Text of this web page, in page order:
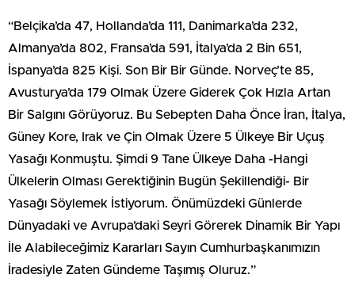
“Belçika’da 47, Hollanda’da 111, Danimarka’da 232,
Almanya’da 802, Fransa’da 591, İtalya’da 2 Bin 651,
İspanya’da 825 Kişi. Son Bir Bir Günde. Norveç’te 85,
Avusturya’da 179 Olmak Üzere Giderek Çok Hızla Artan
Bir Salgını Görüyoruz. Bu Sebepten Daha Önce İran, İtalya,
Güney Kore, Irak ve Çin Olmak Üzere 5 Ülkeye Bir Uçuş
Yasağı Konmuştu. Şimdi 9 Tane Ülkeye Daha -Hangi
Ülkelerin Olması Gerektiğinin Bugün Şekillendiği- Bir
Yasağı Söylemek İstiyorum. Önümüzdeki Günlerde
Dünyadaki ve Avrupa’daki Seyri Görerek Dinamik Bir Yapı
İle Alabileceğimiz Kararları Sayın Cumhurbaşkanımızın
İradesiyle Zaten Gündeme Taşımış Oluruz.”